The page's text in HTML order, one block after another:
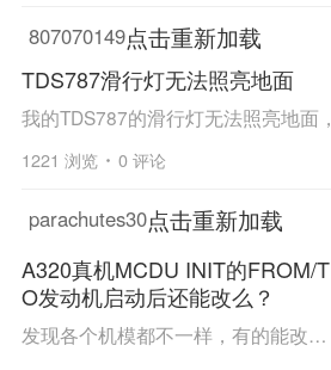
807070149点击重新加载
TDS787滑行灯无法照亮地面
1221 浏览 0 评论
parachutes30点击重新加载
A320真机MCDU INIT的FROM/T
O发动机启动后还能改么？
发现各个机模都不一样，有的能改有的不能。 真机是什么样的？